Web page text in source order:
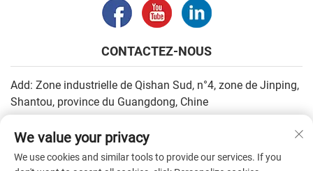
CONTACTEZ-NOUS
Add: Zone industrielle de Qishan Sud, n°4, zone de Jinping,
Shantou, province du Guangdong, Chine
+86-13502930779
We value your privacy
We use cookies and similar tools to provide our services. If you